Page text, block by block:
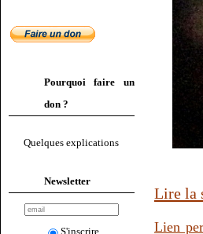
Pourquoi faire un
don ?
Quelques explications
Newsletter
S'inscrire
Lire la
Lien